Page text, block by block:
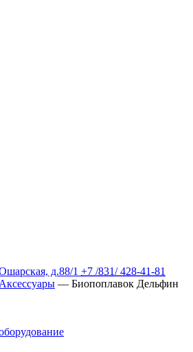
д.88/1 +7 /831/428-41-81
Аксессуары — Биопоплавок Дельфин